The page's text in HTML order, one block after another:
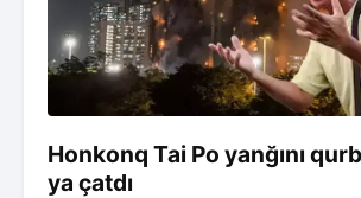
Honkonq Tai Po yanğını
ya çatdı